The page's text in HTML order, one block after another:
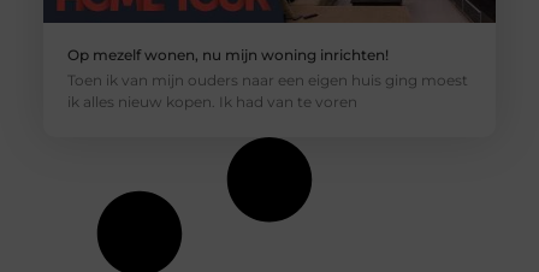
Op mezelf wonen, nu mijn woning inrichten!
Toen ik van mijn ouders naar een eigen huis ging moest
ik alles nieuw kopen. Ik had van te voren